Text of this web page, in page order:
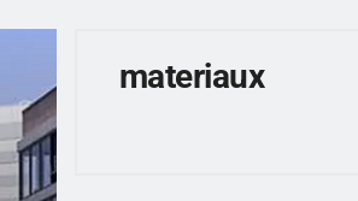
materiaux